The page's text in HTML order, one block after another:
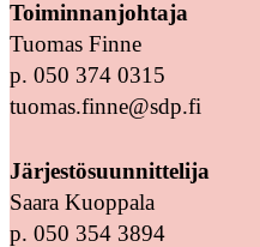
Toiminnanjohtaja
Tuomas Finne
p. 050 374 0315
tuomas.finne@sdp.fi
Järjestösuunnittelija
Saara Kuoppala
p. 050 354 3894